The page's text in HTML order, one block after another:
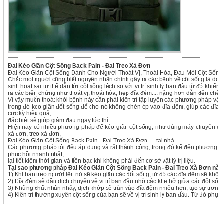
Đai Kéo Giãn Cột Sống Back Pain - Đai Treo Xà Đơn
Đai Kéo Giãn Cột Sống Dành Cho Người Thoát Vị, Thoái Hóa, Đau Mỏi Cột
Chắc mọi người cũng biết nguyên nhân chính gây ra các bệnh về cột sống là
sinh hoạt sai tư thế dẫn tới cột sống lệch so với vị trí sinh lý ban đầu từ đó
ra các biến chứng như thoát vị, thoái hóa, hẹp đĩa đệm.... nặng hơn dẫn đến
Vì vậy muốn thoát khỏi bệnh này cần phải kiên trì tập luyện các phương pháp
trong đó kéo giãn đốt sống để cho nó không chèn ép vào đĩa đệm, giúp các
cực kỳ hiệu quả,
đặc biệt sẽ giúp giảm đau ngay tức thì!
Hiện nay có nhiều phương pháp để kéo giãn cột sống, như dùng máy
xà đơn, treo xà đơn,
Đai Kéo Giãn Cột Sống Back Pain - Đai Treo Xà Đơn .... tại nhà.
Các phương pháp tôi đều áp dụng và rất thành công, trong đó kể đến
phục hồi nhanh nhất,
lại tiết kiệm thời gian và tiền bạc khi không phải đến cơ sở vật lý trị liệu.
Tại sao phương pháp Đai Kéo Giãn Cột Sống Back Pain - Đai Treo Xà Đơn
1) Khi bạn treo người lên nó sẽ kéo giãn các đốt sống, từ đó các đĩa đệm sẽ
2) Đĩa đệm sẽ dần dịch chuyển về vị trí ban đầu nhờ các khe hở giữa các đốt
3) Những chất nhân nhầy, dịch khớp sẽ tràn vào đĩa đệm nhiều hơn, tạo sự
4) Kiên trì thường xuyên cột sống của bạn sẽ về vị trí sinh lý ban đầu. Từ đó